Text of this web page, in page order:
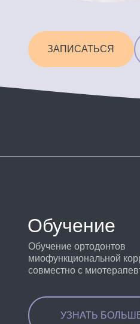
ЗАПИСАТЬСЯ
Обучение
Обучение ортодонтов
миофункциональной
совместно с
УЗНАТЬ